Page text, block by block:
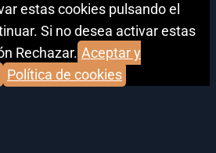
estas cookies pulsando el
Si no desea activar estas
Rechazar. Aceptar y
Política de cookies